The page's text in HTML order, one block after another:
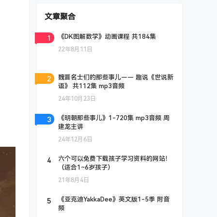
文章聚合
1 《DK图解数学》动画课程 共184集
22年8月11日
2
魏晋名士们的那些事儿—— 趣说《世说新
语》 共112集 mp3音频
24年10月23日
3
《明朝那些事儿》1-720集 mp3音频 周
建龙主讲
24年12月6日
4
六个可以免费下载孩子学习资料的网站！
（适合1~6岁孩子）
21年8月4日
5
《亚克迪YakkaDee》英文版1-5季 附音
频